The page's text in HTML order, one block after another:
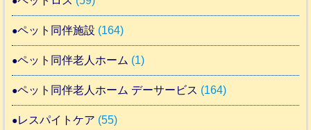
ペット同伴施設 (164)
ペット同伴老人ホーム (1)
ペット同伴老人ホーム デーサービス (164)
レスパイトケア (55)